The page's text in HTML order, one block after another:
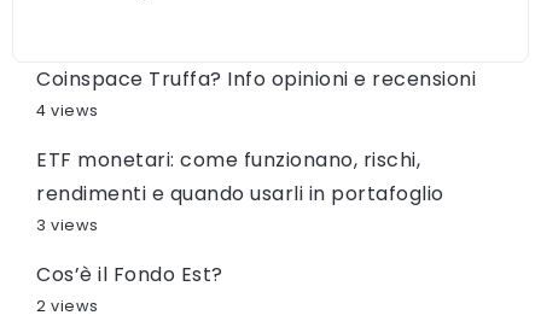
Coinspace Truffa? Info opinioni e recensioni
4 views
ETF monetari: come funzionano, rischi,
rendimenti e quando usarli in portafoglio
3 views
Cos’è il Fondo Est?
2 views